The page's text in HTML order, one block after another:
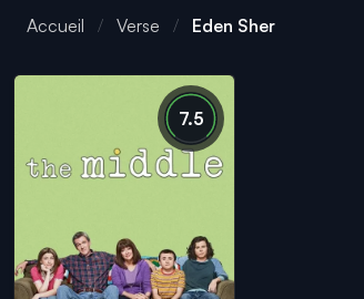
Accueil Verse Eden Sher
7.5